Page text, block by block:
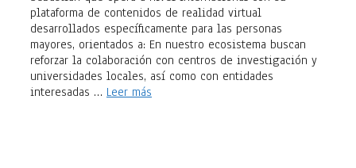
plataforma de contenidos de realidad virtual
desarrollados específicamente para las personas
mayores, orientados a: En nuestro ecosistema buscan
reforzar la colaboración con centros de investigación y
universidades locales, así como con entidades
interesadas … Leer más